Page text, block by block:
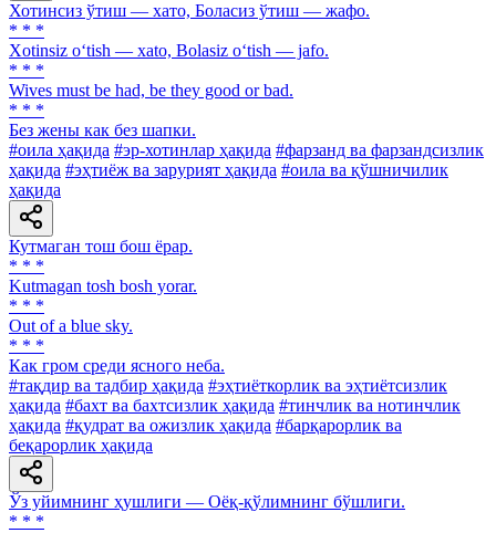
Хотинсиз ўтиш — хато, Боласиз ўтиш — жафо.
* * *
Xotinsiz o‘tish — xato, Bolasiz o‘tish — jafo.
* * *
Wives must be had, be they good or bad.
* * *
Без жены как без шапки.
#оила ҳақида #эр-хотинлар ҳақида #фарзанд ва фарзандсизлик
ҳақида #эҳтиёж ва зарурият ҳақида #оила ва қўшничилик
ҳақида
Кутмаган тош бош ёрар.
* * *
Kutmagan tosh bosh yorar.
* * *
Out of a blue sky.
* * *
Как гром среди ясного неба.
#тақдир ва тадбир ҳақида #эҳтиёткорлик ва эҳтиётсизлик
ҳақида #бахт ва бахтсизлик ҳақида #тинчлик ва нотинчлик
ҳақида #қудрат ва ожизлик ҳақида #барқарорлик ва
беқарорлик ҳақида
Ўз уйимнинг ҳушлиги — Оёқ-қўлимнинг бўшлиги.
* * *